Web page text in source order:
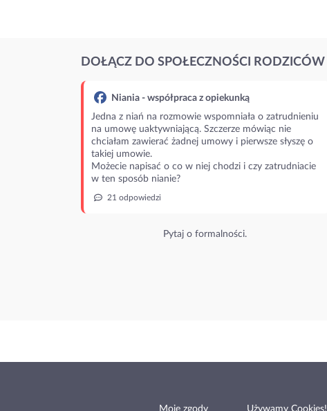
DOŁĄCZ DO SPOŁECZNOŚCI RODZICÓW
Niania - współpraca z opiekunką
Jedna z niań na rozmowie wspomniała o zatrudnieniu
na umowę uaktywniającą. Szczerze mówiąc nie
chciałam zawierać żadnej umowy i pierwsze słyszę o
takiej umowie.
Możecie napisać o co w niej chodzi i czy zatrudniacie
w ten sposób nianie?
21 odpowiedzi
Pytaj o formalności.
Moje zgody Używamy Cookies!